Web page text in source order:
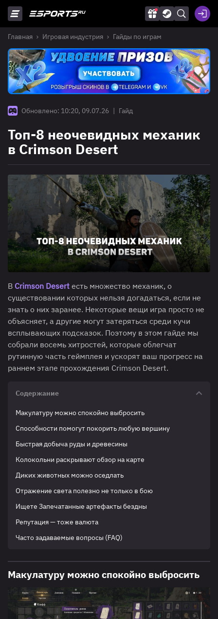
Главная Игровая индустрия Гайды по играм
Обновлено: 10:20, 09.07.26 | Гайд
Топ-8 неочевидных механик
в Crimson Desert
В Crimson Desert есть множество механик, о
существовании которых нельзя догадаться, если не
знать о них заранее. Некоторые вещи игра просто не
объясняет, а другие могут затеряться среди кучи
всплывающих подсказок. Поэтому в этом гайде мы
собрали восемь хитростей, которые облегчат
рутинную часть геймплея и ускорят ваш прогресс на
раннем этапе прохождения Crimson Desert.
Содержание
Макулатуру можно спокойно выбросить
Способности помогут покорить любую вершину
Быстрая добыча руды и древесины
Колокольни раскрывают обзор на карте
Диких животных можно оседлать
Отражение света полезно не только в бою
Ищете Запечатанные артефакты бездны
Репутация — тоже валюта
Часто задаваемые вопросы (FAQ)
Макулатуру можно спокойно выбросить